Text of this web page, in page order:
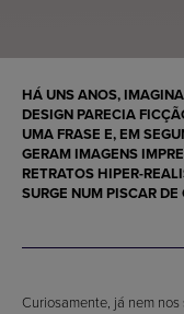
HÁ UNS ANOS,
DESIGN PARECIA
UMA FRASE E, EM
GERAM IMAGENS
RETRATOS HIPER-
SURGE NUM PISCAR
Curiosamente, já nem